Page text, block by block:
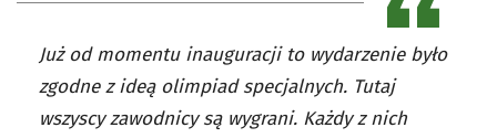
Już od momentu inauguracji to wydarzenie było
zgodne z ideą olimpiad specjalnych. Tutaj
wszyscy zawodnicy są wygrani. Każdy z nich